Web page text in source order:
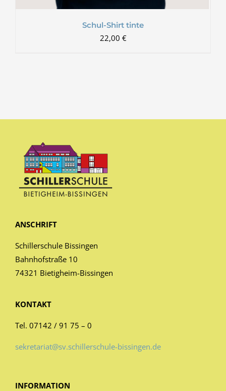
Schul-Shirt tinte
22,00 €
ANSCHRIFT
Schillerschule Bissingen
Bahnhofstraße 10
74321 Bietigheim-Bissingen
KONTAKT
Tel. 07142 / 91 75 – 0
sekretariat@sv.schillerschule-bissingen.de
INFORMATION